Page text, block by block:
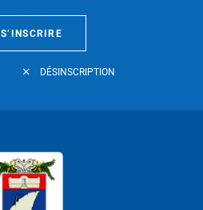
S’INSCRIRE
DÉSINSCRIPTION